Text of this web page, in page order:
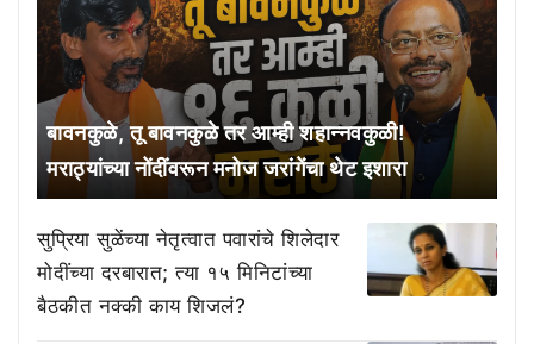
बावनकुळे, तू बावनकुळे तर आम्ही शहान्नवकुळी!
मराठ्यांच्या नोंदींवरून मनोज जरांगेंचा थेट इशारा
सुप्रिया सुळेंच्या नेतृत्वात पवारांचे शिलेदार
मोदींच्या दरबारात; त्या १५ मिनिटांच्या
बैठकीत नक्की काय शिजलं?